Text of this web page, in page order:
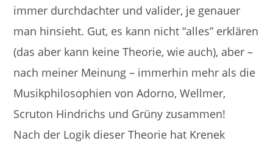
immer durchdachter und valider, je genauer
man hinsieht. Gut, es kann nicht “alles” erklären
(das aber kann keine Theorie, wie auch), aber –
nach meiner Meinung – immerhin mehr als die
Musikphilosophien von Adorno, Wellmer,
Scruton Hindrichs und Grüny zusammen!
Nach der Logik dieser Theorie hat Krenek